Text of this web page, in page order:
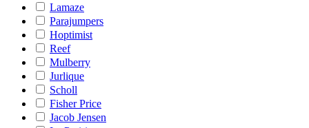
Lamaze
Parajumpers
Hoptimist
Reef
Mulberry
Jurlique
Scholl
Fisher Price
Jacob Jensen